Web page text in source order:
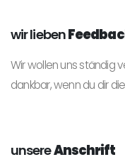
wir lieben
Wir wollen uns ständig
dankbar, wenn du dir
unsereAnschrift